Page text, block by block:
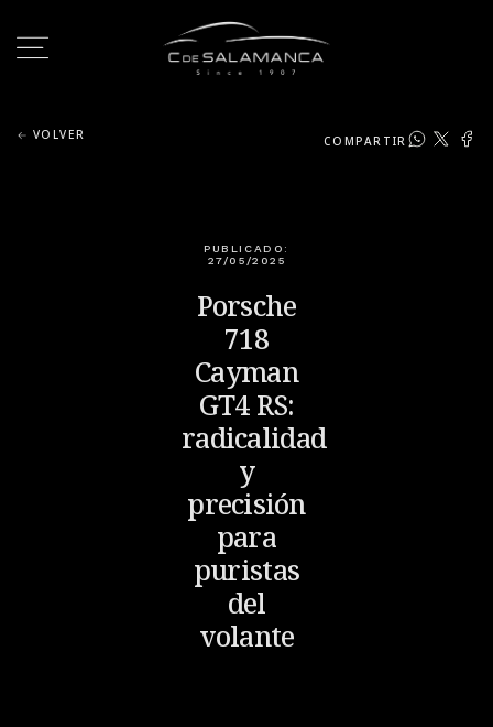
VOLVER COMPARTIR
PUBLICADO:
27/05/2025
Porsche
718
Cayman
GT4 RS:
radicalidad
y
precisión
para
puristas
del
volante